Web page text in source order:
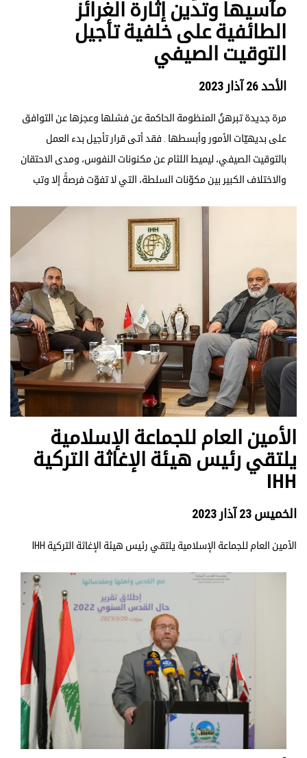
مآسيها وتدين إثارة الغرائز
الطائفية على خلفية تأجيل
التوقيت الصيفي
الأحد 26 آذار 2023
مرة جديدة تبرهنُ المنظومة الحاكمة عن فشلها وعجزها عن التوافق
على بديهيّات الأمور وأبسطها . فقد أتى قرار تأجيل بدء العمل
بالتوقيت الصيفي، ليميط اللثام عن مكنونات النفوس، ومدى الاحتقان
والاختلاف الكبير بين مكوّنات السلطة، التي لا تفوّت فرصةً إلا وتب
الأمين العام للجماعة الإسلامية
يلتقي رئيس هيئة الإغاثة التركية
IHH
الخميس 23 آذار 2023
الأمين العام للجماعة الإسلامية يلتقي رئيس هيئة الإغاثة التركية IHH